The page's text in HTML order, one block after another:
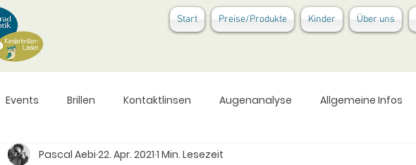
Start Preise/Produkte Kinder Über uns
Events Brillen Kontaktlinsen Augenanalyse Allgemeine Infos
Weiterbildung
Pascal Aebi 22. Apr. 2021 1 Min. Lesezeit